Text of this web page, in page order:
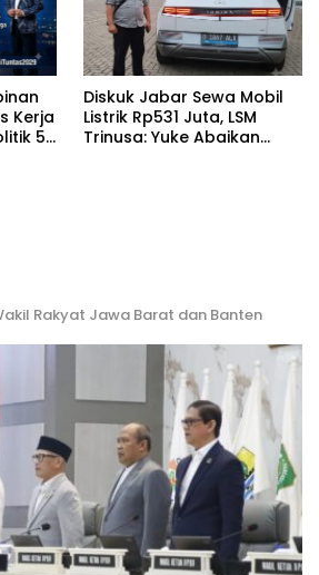
Kerja
5
Diskuk Jabar Sewa Mobil
Listrik Rp531 Juta, LSM
Trinusa: Yuke Abaikan
Rakyat Jawa Barat dan Banten